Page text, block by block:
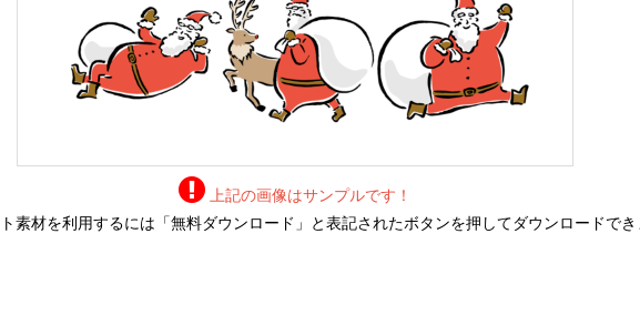
上記の画像はサンプルです！
素材を利用するには「無料ダウンロード」と表記されたボタンを押してダウンロードでき